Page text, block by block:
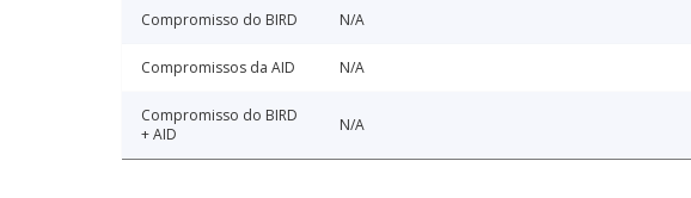
Compromisso do BIRD N/A
Compromissos da AID N/A
Compromisso do BIRD
+ AID
N/A